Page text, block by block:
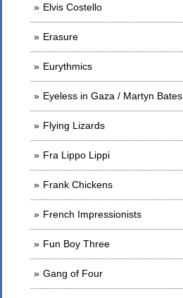
Elvis Costello
Erasure
Eurythmics
Eyeless in Gaza / Martyn Bates
Flying Lizards
Fra Lippo Lippi
Frank Chickens
French Impressionists
Fun Boy Three
Gang of Four